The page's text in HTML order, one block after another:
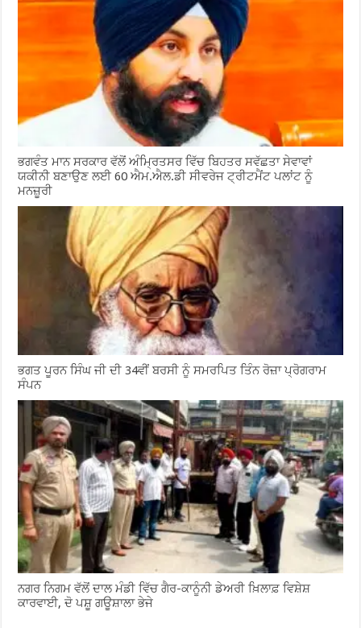
ਭਗਵੰਤ ਮਾਨ ਸਰਕਾਰ ਵੱਲੋਂ ਅੰਮ੍ਰਿਤਸਰ ਵਿੱਚ ਬਿਹਤਰ ਸਵੱਛਤਾ ਸੇਵਾਵਾਂ
ਯਕੀਨੀ ਬਣਾਉਣ ਲਈ 60 ਐਮ.ਐਲ.ਡੀ ਸੀਵਰੇਜ ਟ੍ਰੀਟਮੈਂਟ ਪਲਾਂਟ ਨੂੰ
ਮਨਜ਼ੂਰੀ
ਭਗਤ ਪੂਰਨ ਸਿੰਘ ਜੀ ਦੀ 34ਵੀਂ ਬਰਸੀ ਨੂੰ ਸਮਰਪਿਤ ਤਿੰਨ ਰੋਜ਼ਾ ਪ੍ਰੋਗਰਾਮ
ਸੰਪਨ
ਨਗਰ ਨਿਗਮ ਵੱਲੋਂ ਦਾਲ ਮੰਡੀ ਵਿੱਚ ਗੈਰ-ਕਾਨੂੰਨੀ ਡੇਅਰੀ ਖ਼ਿਲਾਫ਼ ਵਿਸ਼ੇਸ਼
ਕਾਰਵਾਈ, ਦੋ ਪਸ਼ੂ ਗਊਸ਼ਾਲਾ ਭੇਜੇ